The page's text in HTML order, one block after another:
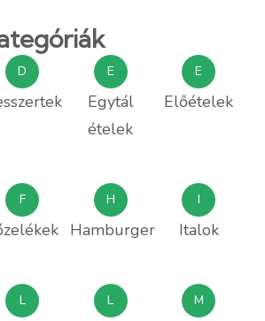
D E
Egytál
ételek
E
Előételek
F H
Hamburger
I
Italok
L L M